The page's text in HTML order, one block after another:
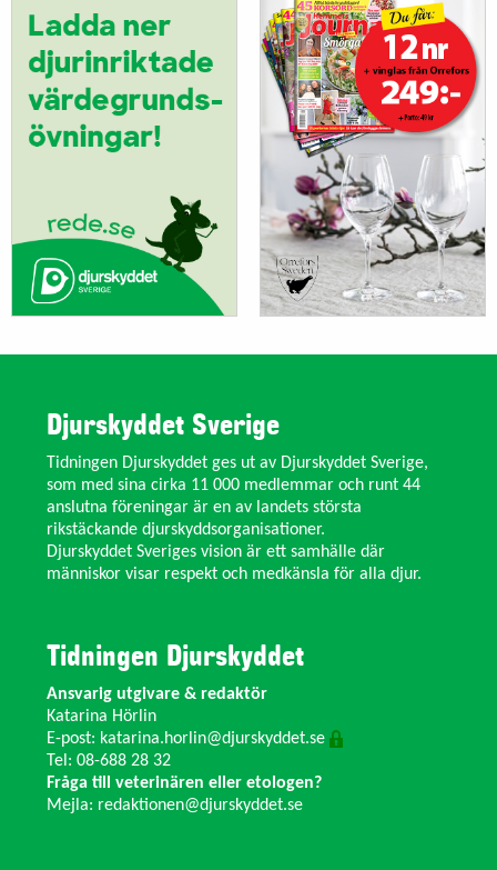
Djurskyddet Sverige
Tidningen Djurskyddet ges ut av Djurskyddet Sverige,
som med sina cirka 11 000 medlemmar och runt 44
anslutna föreningar är en av landets största
rikstäckande djurskyddsorganisationer.
Djurskyddet Sveriges vision är ett samhälle där
människor visar respekt och medkänsla för alla djur.
Tidningen Djurskyddet
Ansvarig utgivare & redaktör
Katarina Hörlin
E-post: katarina.horlin@djurskyddet.se
Tel: 08-688 28 32
Fråga till veterinären eller etologen?
Mejla: redaktionen@djurskyddet.se